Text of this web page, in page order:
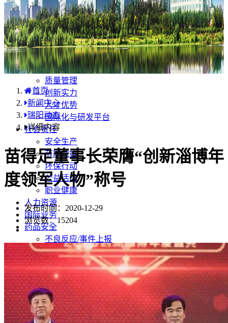
企业电子报
产品服务
产品中心
国内分布
学术合规
企业优势
质量管理
创新实力
人才优势
国际化与研发平台
社会责任
安全生产
节能减排
环保行动
公益活动
职业健康
人力资源
国际业务
药品安全
不良反应/事件上报
药品说明书安全项修订告知
药品说明书查询
药物警戒
首页
新闻中心
瑞阳动态
详细内容
苗得足董事长荣膺“创新淄博年
度领军人物”称号
发布时间：2020-12-29
浏览数：15204